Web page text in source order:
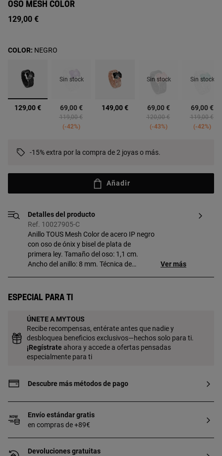
OSO MESH COLOR
129,00 €
seleccionado
129,00 €
Sin stock
69,00 €
Price reduced from
119,00 €to
-42%
149,00 €
Sin stock
69,00 €
Price reduced from
120,00 €to
-43%
Sin stock
69,00 €
Price
119,00 €to
-42%
COLOR: NEGRO
-15% extra por la compra de 2 joyas o más.
Añadir
Detalles del producto
Ref. 10027905-C
Anillo TOUS Mesh Color de acero IP negro
con oso de ónix y bisel de plata de
primera ley. Tamaño del oso: 1,1 cm.
Ancho del anillo: 8 mm. Técnica de
Ver más
Especial para ti
ÚNETE A MYTOUS
Recibe recompensas, entérate antes que nadie y
desbloquea beneficios exclusivos—hechos solo para ti.
¡Regístrate ahora y accede a ofertas pensadas
especialmente para ti
Descubre más métodos de pago
Envío estándar gratis
en compras de +89€
Devoluciones gratuitas